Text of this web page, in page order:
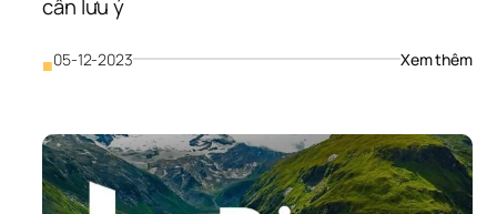
cần lưu ý
■05-12-2023 Xem thêm: